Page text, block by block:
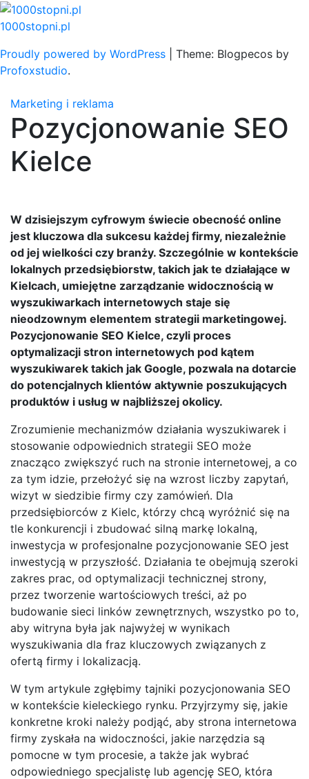
Skip
to
1000stopni.pl
Proudly powered by WordPress
Theme: Blogpecos by
Profoxstudio.
Marketing i reklama
Pozycjonowanie SEO
Kielce
W dzisiejszym cyfrowym świecie obecność online
jest kluczowa dla sukcesu każdej firmy, niezależnie
od jej wielkości czy branży. Szczególnie w kontekście
lokalnych przedsiębiorstw, takich jak te działające w
Kielcach, umiejętne zarządzanie widocznością w
wyszukiwarkach internetowych staje się
nieodzownym elementem strategii marketingowej.
Pozycjonowanie SEO Kielce, czyli proces
optymalizacji stron internetowych pod kątem
wyszukiwarek takich jak Google, pozwala na dotarcie
do potencjalnych klientów aktywnie poszukujących
produktów i usług w najbliższej okolicy.
Zrozumienie mechanizmów działania wyszukiwarek i
stosowanie odpowiednich strategii SEO może
znacząco zwiększyć ruch na stronie internetowej, a co
za tym idzie, przełożyć się na wzrost liczby zapytań,
wizyt w siedzibie firmy czy zamówień. Dla
przedsiębiorców z Kielc, którzy chcą wyróżnić się na
tle konkurencji i zbudować silną markę lokalną,
inwestycja w profesjonalne pozycjonowanie SEO jest
inwestycją w przyszłość. Działania te obejmują szeroki
zakres prac, od optymalizacji technicznej strony,
przez tworzenie wartościowych treści, aż po
budowanie sieci linków zewnętrznych, wszystko po to,
aby witryna była jak najwyżej w wynikach
wyszukiwania dla fraz kluczowych związanych z
ofertą firmy i lokalizacją.
W tym artykule zgłębimy tajniki pozycjonowania SEO
w kontekście kieleckiego rynku. Przyjrzymy się, jakie
konkretne kroki należy podjąć, aby strona internetowa
firmy zyskała na widoczności, jakie narzędzia są
pomocne w tym procesie, a także jak wybrać
odpowiedniego specjalistę lub agencję SEO, która